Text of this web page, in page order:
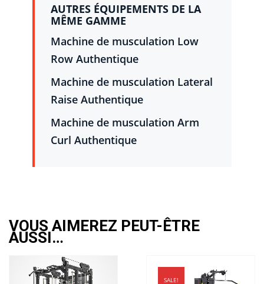
AUTRES ÉQUIPEMENTS DE LA
MÊME GAMME
Machine de musculation Low
Row Authentique
Machine de musculation Lateral
Raise Authentique
Machine de musculation Arm
Curl Authentique
VOUS AIMEREZ PEUT-ÊTRE
AUSSI…
SALE!